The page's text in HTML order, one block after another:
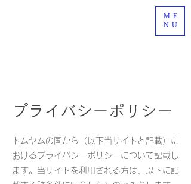
ME
NU
プライバシーポリシー
トムヤムの国から（以下当サイトと記載）に
おけるプライバシーポリシーについて記載し
ます。当サイトを利用される方は、以下に記